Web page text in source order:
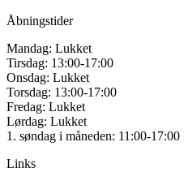
Åbningstider
Mandag: Lukket
Tirsdag: 13:00-17:00
Onsdag: Lukket
Torsdag: 13:00-17:00
Fredag: Lukket
Lørdag: Lukket
1. søndag i måneden: 11:00-17:00
Links